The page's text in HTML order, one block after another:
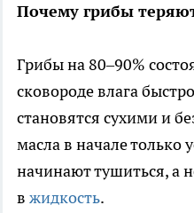
Почему грибы
Грибы на 80–90%
сковороде влага
становятся сухими и
масла в начале только
начинают тушиться, а
в жидкость.